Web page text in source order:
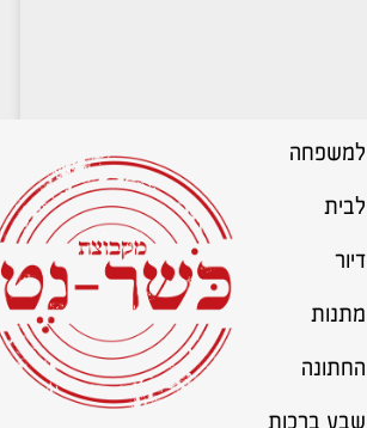
למשפחה
לבית
דיור
מתנות
החתונה
שבע ברכות